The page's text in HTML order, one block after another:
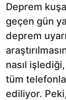
Deprem
geçen gün
deprem
nasıl
tüm
ediliyor.